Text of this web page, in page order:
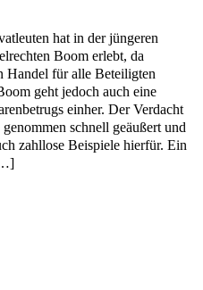
hat in der jüngeren
Boom erlebt, da
Handel für alle Beteiligten
geht jedoch auch eine
einher. Der Verdacht
schnell geäußert und
zahllose Beispiele hierfür. Ein